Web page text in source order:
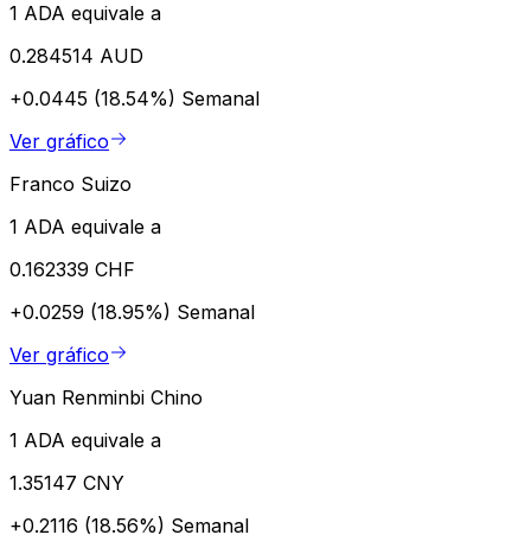
1 ADA equivale a
0.284514 AUD
+0.0445 (18.54%) Semanal
Ver gráfico
Franco Suizo
1 ADA equivale a
0.162339 CHF
+0.0259 (18.95%) Semanal
Ver gráfico
Yuan Renminbi Chino
1 ADA equivale a
1.35147 CNY
+0.2116 (18.56%) Semanal